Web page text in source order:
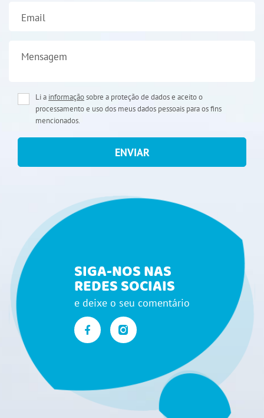
Email
Mensagem
Li a informaçãosobre a proteção de dados e aceito o
processamento e uso dos meus dados pessoais para os fins
mencionados.
ENVIAR
SIGA-NOS NAS
REDES SOCIAIS
e deixe o seu comentário